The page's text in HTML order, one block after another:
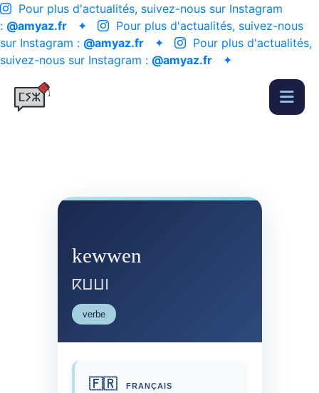
Pour plus d'actualités, suivez-nous sur Instagram
: @amyaz.fr ✦
Pour plus d'actualités, suivez-nous
sur Instagram : @amyaz.fr ✦
Pour plus d'actualités,
suivez-nous sur Instagram : @amyaz.fr ✦
kewwen
ⴽⵡⵡⵏ
verbe
🇫🇷 FRANÇAIS